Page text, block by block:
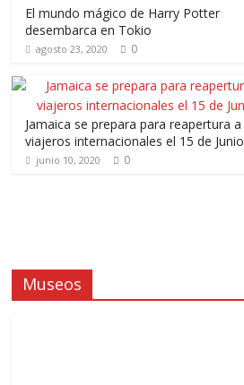
El mundo mágico de Harry Potter
desembarca en Tokio
agosto 23, 2020 0
Jamaica se prepara para reapertura a
viajeros internacionales el 15 de Junio
junio 10, 2020 0
Museos